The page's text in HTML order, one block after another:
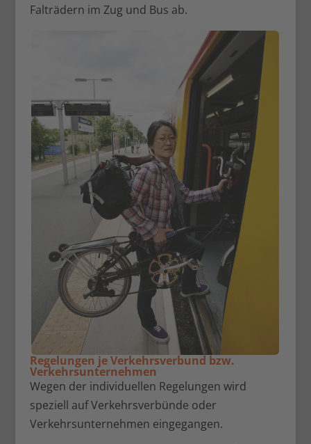
Falträdern im Zug und Bus ab.
Regelungen je Verkehrsverbund bzw.
Verkehrsunternehmen
Wegen der individuellen Regelungen wird
speziell auf Verkehrsverbünde oder
Verkehrsunternehmen eingegangen.